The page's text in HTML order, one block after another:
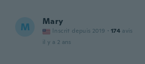
M Mary
Inscrit depuis 2019 · 174 avis
il y a 2 ans